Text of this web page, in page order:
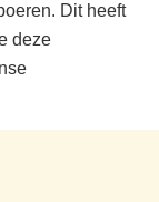
Dit heeft
deze